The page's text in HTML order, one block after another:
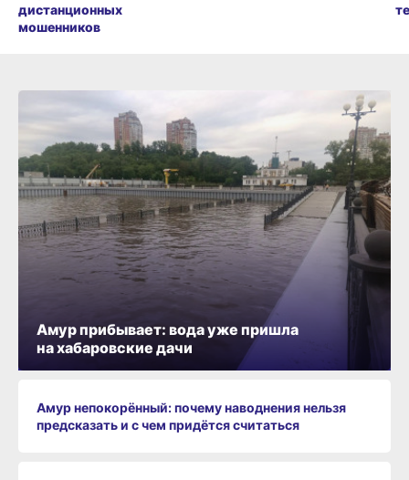
дистанционных
мошенников
Амур прибывает: вода уже пришла
на хабаровские дачи
Амур непокорённый: почему наводнения нельзя
предсказать и с чем придётся считаться